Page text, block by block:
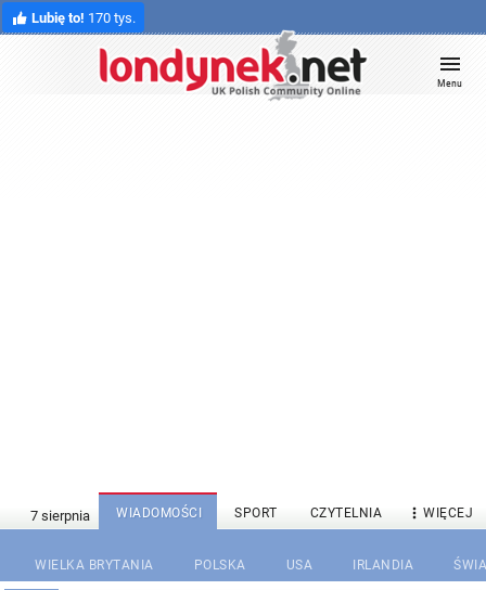
Lubię to! 170 tys.
Menu
WIADOMOŚCI SPORT CZYTELNIA  WIĘCEJ
WIELKA BRYTANIA POLSKA USA IRLANDIA